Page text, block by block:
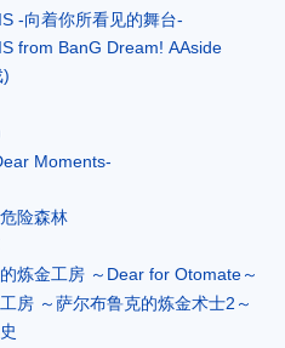
-向着你所看见的舞台-
from BanG Dream! AAside
)
Moments-
险森林
炼金工房 ～Dear for Otomate～
房 ～萨尔布鲁克的炼金术士2～